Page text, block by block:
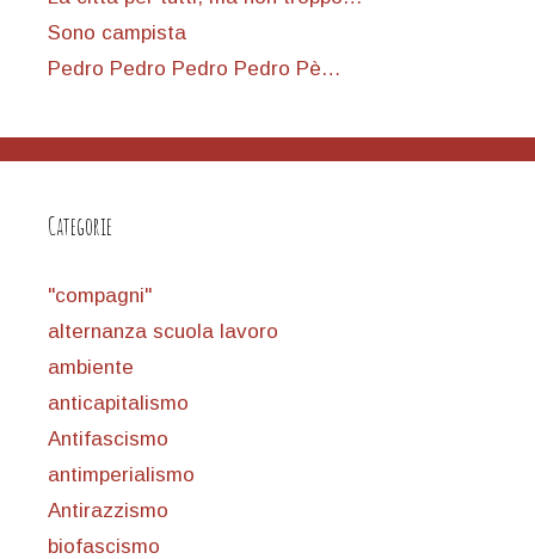
Sono campista
Pedro Pedro Pedro Pedro Pè…
Categorie
"compagni"
alternanza scuola lavoro
ambiente
anticapitalismo
Antifascismo
antimperialismo
Antirazzismo
biofascismo